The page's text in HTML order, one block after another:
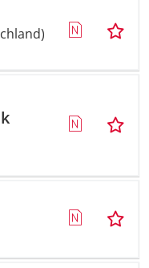
Digitaler
Download-
Rückblick